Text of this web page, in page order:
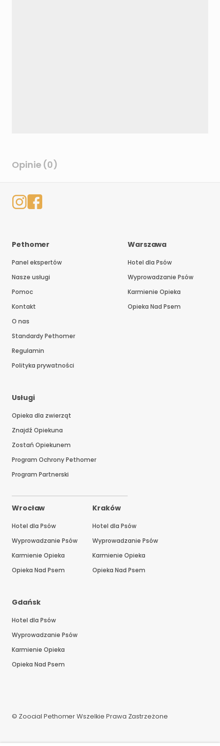
Opinie (0)
Pethomer
Panel ekspertów
Nasze usługi
Pomoc
Kontakt
O nas
Standardy Pethomer
Regulamin
Polityka prywatności
Usługi
Opieka dla zwierząt
Znajdź Opiekuna
Zostań Opiekunem
Program Ochrony Pethomer
Program Partnerski
Warszawa
Hotel dla Psów
Wyprowadzanie Psów
Karmienie Opieka
Opieka Nad Psem
Wrocław
Hotel dla Psów
Wyprowadzanie Psów
Karmienie Opieka
Opieka Nad Psem
Kraków
Hotel dla Psów
Wyprowadzanie Psów
Karmienie Opieka
Opieka Nad Psem
Gdańsk
Hotel dla Psów
Wyprowadzanie Psów
Karmienie Opieka
Opieka Nad Psem
© Zoocial Pethomer Wszelkie Prawa Zastrzeżone